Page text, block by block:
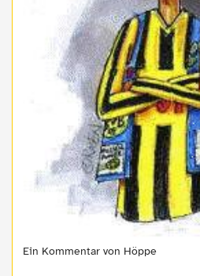
Ein Kommentar von Höppe